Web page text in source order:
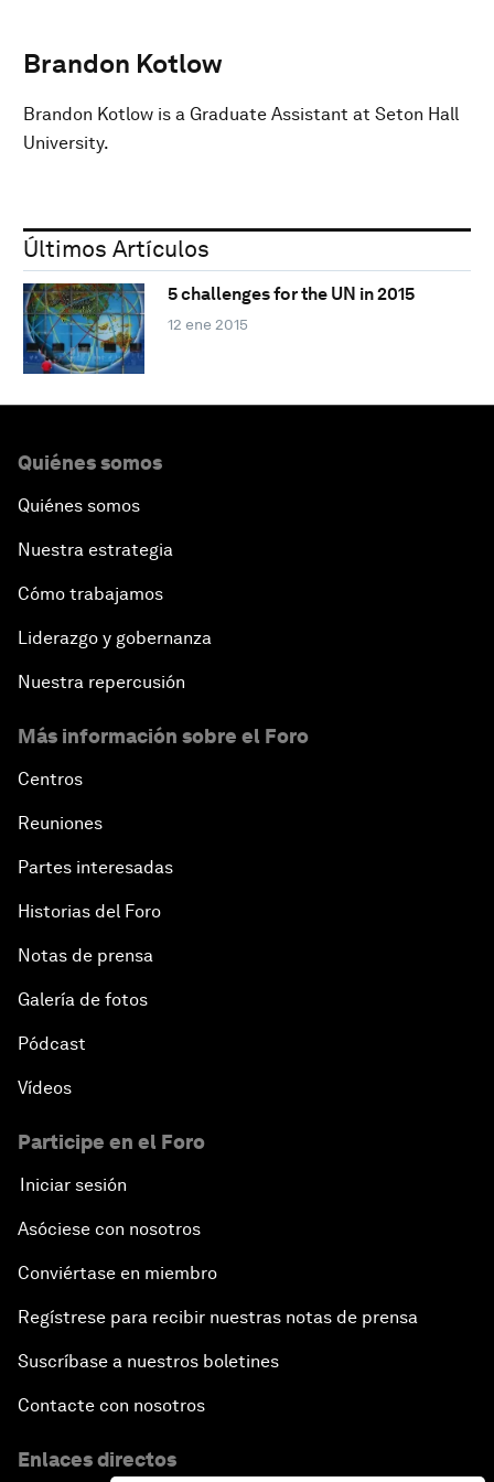
Brandon Kotlow
Brandon Kotlow is a Graduate Assistant at Seton Hall
University.
Últimos Artículos
5 challenges for the UN in 2015
12 ene 2015
Quiénes somos
Quiénes somos
Nuestra estrategia
Cómo trabajamos
Liderazgo y gobernanza
Nuestra repercusión
Más información sobre el Foro
Centros
Reuniones
Partes interesadas
Historias del Foro
Notas de prensa
Galería de fotos
Pódcast
Vídeos
Participe en el Foro
Iniciar sesión
Asóciese con nosotros
Conviértase en miembro
Regístrese para recibir nuestras notas de prensa
Suscríbase a nuestros boletines
Contacte con nosotros
Enlaces directos